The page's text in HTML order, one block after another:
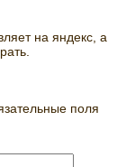
на яндекс, а
поля